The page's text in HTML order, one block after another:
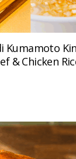
Kumamoto
& Chicken